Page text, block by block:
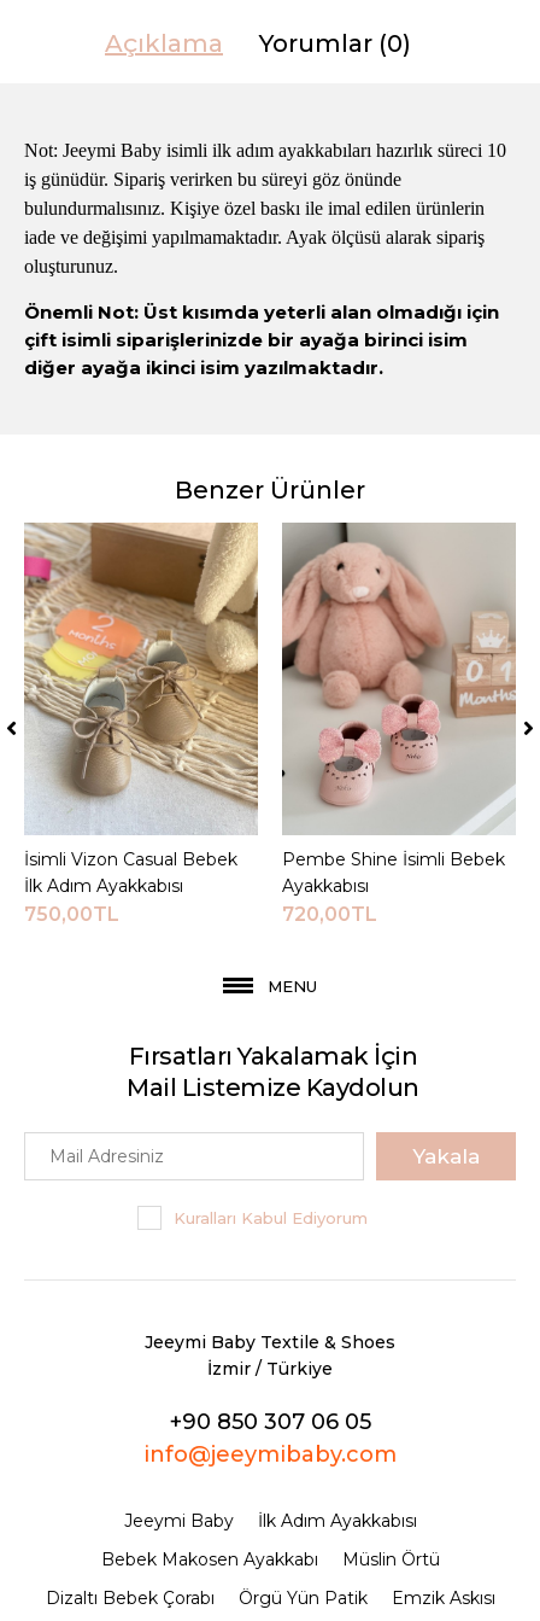
Açıklama Yorumlar (0)
Not: Jeeymi Baby isimli ilk adım ayakkabıları hazırlık süreci 10
iş günüdür. Sipariş verirken bu süreyi göz önünde
bulundurmalısınız. Kişiye özel baskı ile imal edilen ürünlerin
iade ve değişimi yapılmamaktadır. Ayak ölçüsü alarak sipariş
oluşturunuz.
Önemli Not: Üst kısımda yeterli alan olmadığı için
çift isimli siparişlerinizde bir ayağa birinci isim
diğer ayağa ikinci isim yazılmaktadır.
Benzer Ürünler
Sepete Ekle
İsimli Vizon Casual Bebek
İlk Adım Ayakkabısı
750,00TL
Sepete Ekle
Pembe Shine İsimli Bebek
Ayakkabısı
720,00TL
MENU
Fırsatları Yakalamak İçin
Mail Listemize Kaydolun
Yakala
Kuralları Kabul Ediyorum
Jeeymi Baby Textile & Shoes
İzmir / Türkiye
+90 850 307 06 05
info@jeeymibaby.com
Jeeymi Baby
İlk Adım Ayakkabısı
Bebek Makosen Ayakkabı
Müslin Örtü
Dizaltı Bebek Çorabı
Örgü Yün Patik Emzik Askısı